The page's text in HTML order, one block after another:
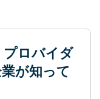
ロバイダ
が知って